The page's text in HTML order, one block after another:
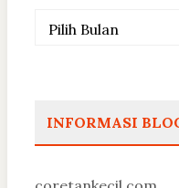
Arsip
INFORMASI